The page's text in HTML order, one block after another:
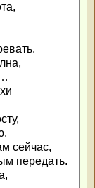
сейчас,
передать.